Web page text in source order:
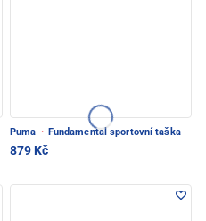
Puma · Fundamental sportovní taška
879 Kč